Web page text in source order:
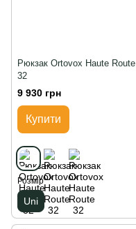
Рюкзак Ortovox Haute Route
32
9 930 грн
Купити
Розмір
Uni